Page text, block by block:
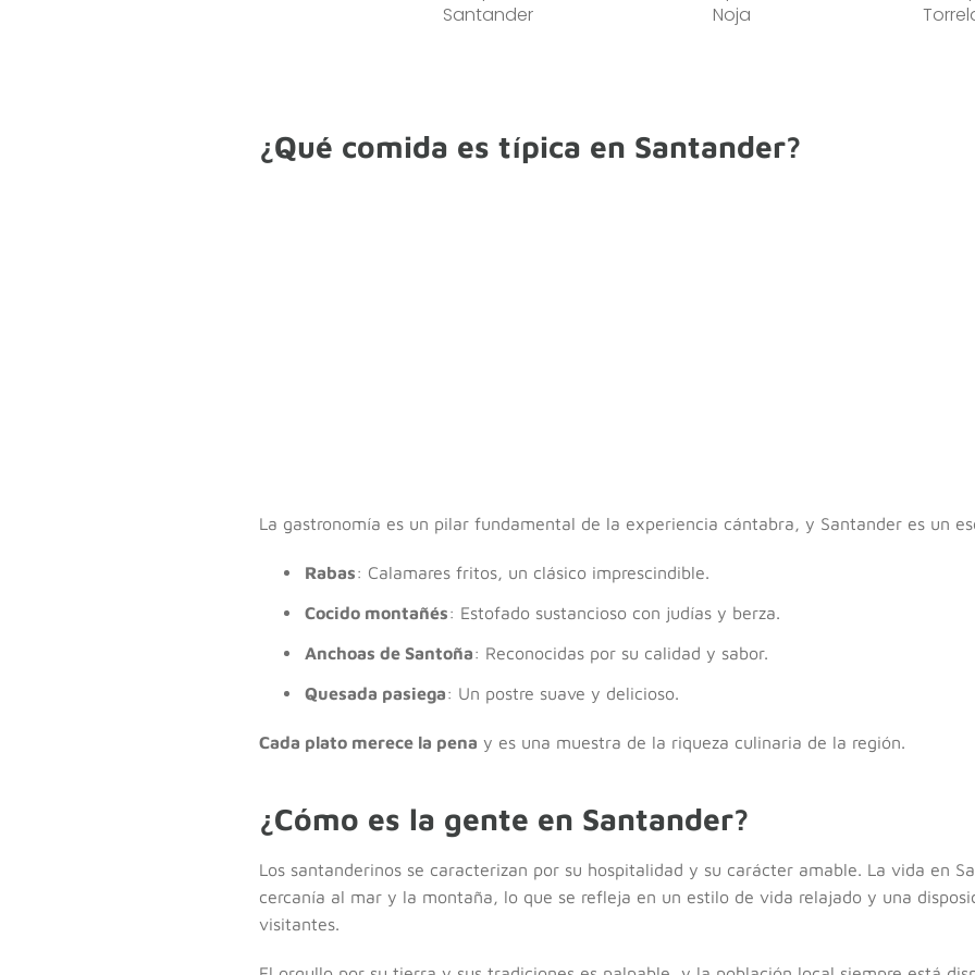
Santander
Noja
¿Qué comida es típica en Santander?
La gastronomía es un pilar fundamental de la experiencia cántabra, y Santander es un
Rabas: Calamares fritos, un clásico imprescindible.
Cocido montañés: Estofado sustancioso con judías y berza.
Anchoas de Santoña: Reconocidas por su calidad y sabor.
Quesada pasiega: Un postre suave y delicioso.
Cada plato merece la pena y es una muestra de la riqueza culinaria de la región.
¿Cómo es la gente en Santander?
Los santanderinos se caracterizan por su hospitalidad y su carácter amable. La vida en
cercanía al mar y la montaña, lo que se refleja en un estilo de vida relajado y una
visitantes.